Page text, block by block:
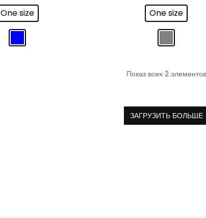
One size В КОРЗИНУOne size
Показ всех 2 элементов
ЗАГРУЗИТЬ БОЛЬШЕ